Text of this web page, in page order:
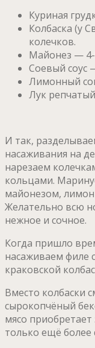
Куриная
Колбаска (у
колечков.
Майонез — 4-
Соевый соус
Лимонный
Лук
И так,
насаживания на
нарезаем
кольцами.
майонезом,
Желательно всю
нежное и сочное.
Когда пришло
насаживаем филе
краковской
Вместо колбаски
сырокопчёный
мясо приобретает
только ещё более